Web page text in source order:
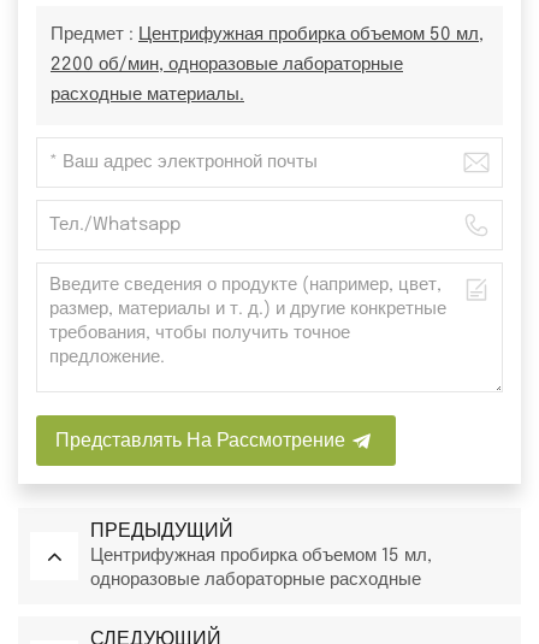
Предмет : Центрифужная пробирка объемом 50 мл,
2200 об/мин, одноразовые лабораторные
расходные материалы.
Представлять На Рассмотрение
ПРЕДЫДУЩИЙ
Центрифужная пробирка объемом 15 мл,
одноразовые лабораторные расходные
для исследований в области биологических наук.